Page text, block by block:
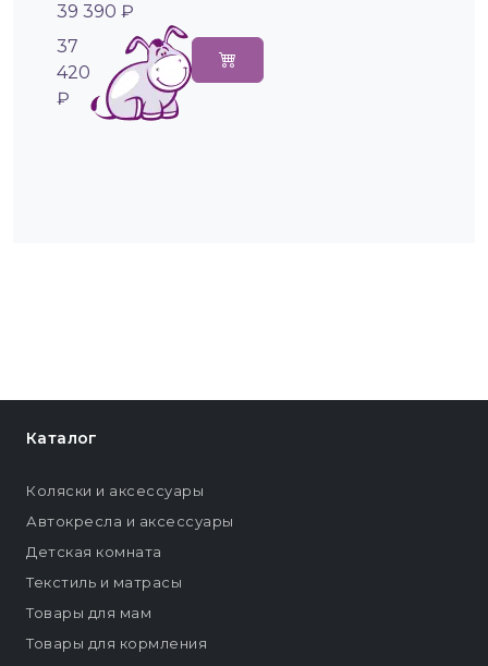
39 390 ₽
37
420
₽
Каталог
Коляски и аксессуары
Автокресла и аксессуары
Детская комната
Текстиль и матрасы
Товары для мам
Товары для кормления